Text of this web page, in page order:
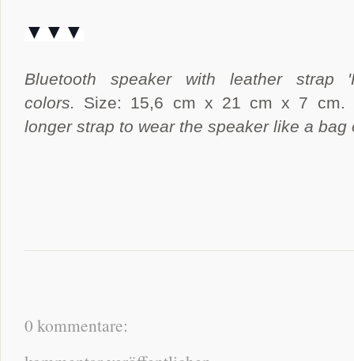
▼▼▼
Bluetooth speaker with leather
colors. Size: 15,6 cm x 21 cm x 7
longer strap to wear the speaker like a bag
0 kommentare: